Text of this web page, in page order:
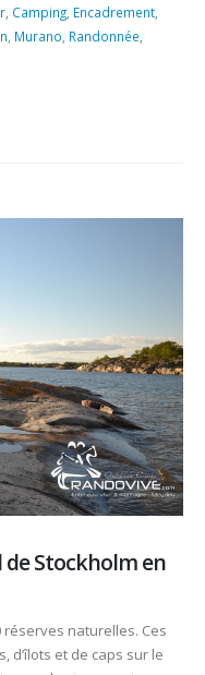
, Camping, Encadrement,
, Murano, Randonnée,
de Stockholm en
réserves naturelles. Ces
d’îlots et de caps sur le